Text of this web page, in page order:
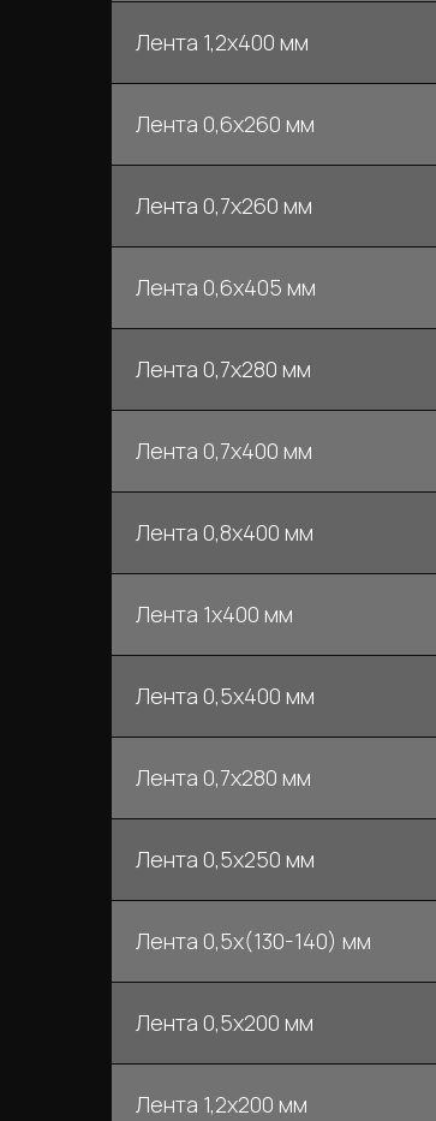
Лента 1,2х400 мм
Лента 0,6х260 мм
Лента 0,7х260 мм
Лента 0,6х405 мм
Лента 0,7х280 мм
Лента 0,7х400 мм
Лента 0,8х400 мм
Лента 1х400 мм
Лента 0,5х400 мм
Лента 0,7х280 мм
Лента 0,5х250 мм
Лента 0,5х(130-140) мм
Лента 0,5х200 мм
Лента 1,2х200 мм